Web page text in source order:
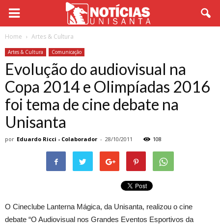
Home Artes & Cultura
Artes & Cultura Comunicação
Evolução do audiovisual na
Copa 2014 e Olimpíadas 2016
foi tema de cine debate na
Unisanta
por Eduardo Ricci - Colaborador - 28/10/2011 108
O Cineclube Lanterna Mágica, da Unisanta, realizou o cine
debate “O Audiovisual nos Grandes Eventos Esportivos da